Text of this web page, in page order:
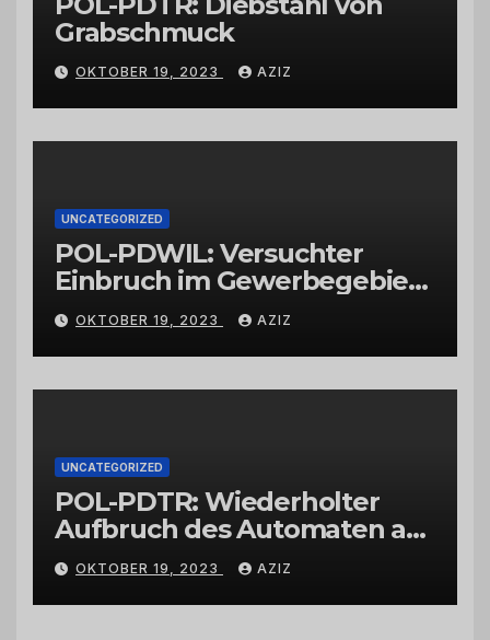
Grabschmuck
OKTOBER 19, 2023 AZIZ
UNCATEGORIZED
POL-PDWIL: Versuchter
Einbruch im Gewerbegebiet
Wittlich
OKTOBER 19, 2023 AZIZ
UNCATEGORIZED
POL-PDTR: Wiederholter
Aufbruch des Automaten am
Wohnmobilstellplatz in
Hermeskeil am Labachweg
OKTOBER 19, 2023 AZIZ